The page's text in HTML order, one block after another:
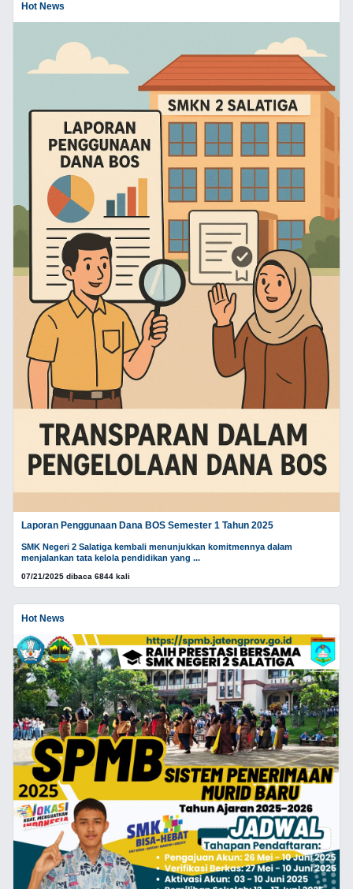
Hot News
Laporan Penggunaan Dana BOS Semester 1 Tahun 2025
SMK Negeri 2 Salatiga kembali menunjukkan komitmennya dalam
menjalankan tata kelola pendidikan yang ...
07/21/2025 dibaca 6844 kali
Hot News